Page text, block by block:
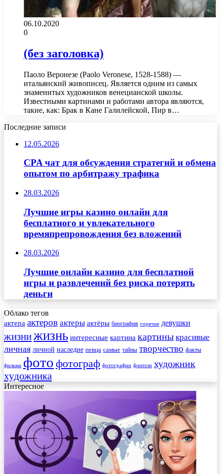
06.10.2020
0
(без заголовка)
Паоло Веронезе (Paolo Veronese, 1528-1588) —
итальянский живописец. Является одним из самых
знаменитых художников венецианской школы.
Известными картинами и работами автора являются,
такие, как: Брак в Кане Галилейской, Пир в…
Последние записи
12.05.2026
CPA чат для обсуждения стратегий и обмена
опытом по арбитражу трафика
28.03.2026
Лучшие игры казино онлайн для
бесплатного и увлекательного
времяпрепровождения без вложений
28.03.2026
Лучшие онлайн казино для бесплатной
игры и развлечений без риска потерять
деньги
Облако тегов
актера актеров актеры актёры биография горячие девушки
жизнижизнь интересные картина картины красивые
личная личной наследие певца самые тайны творчество факты
фильма фото фотограф фотографии фэнтези художник
художника
Интересное